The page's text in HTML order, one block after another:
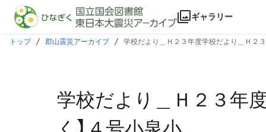
本文に飛ぶ
ギャラリー
トップ 郡山震災アーカイブ 学校だより＿Ｈ２３年度学校だより＿Ｈ２
学校だより＿Ｈ２３年